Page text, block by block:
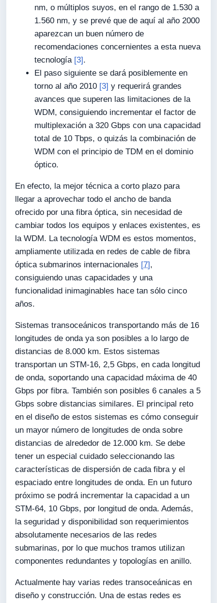
nm, o múltiplos suyos, en el rango de 1.530 a
1.560 nm, y se prevé que de aquí al año 2000
aparezcan un buen número de
recomendaciones concernientes a esta nueva
tecnología [3] .
El paso siguiente se dará posiblemente en
torno al año 2010 [3] y requerirá grandes
avances que superen las limitaciones de la
WDM, consiguiendo incrementar el factor de
multiplexación a 320 Gbps con una capacidad
total de 10 Tbps, o quizás la combinación de
WDM con el principio de TDM en el dominio
óptico.
En efecto, la mejor técnica a corto plazo para
llegar a aprovechar todo el ancho de banda
ofrecido por una fibra óptica, sin necesidad de
cambiar todos los equipos y enlaces existentes, es
la WDM. La tecnología WDM es estos momentos,
ampliamente utilizada en redes de cable de fibra
óptica submarinos internacionales [7] ,
consiguiendo unas capacidades y una
funcionalidad inimaginables hace tan sólo cinco
años.
Sistemas transoceánicos transportando más de 16
longitudes de onda ya son posibles a lo largo de
distancias de 8.000 km. Estos sistemas
transportan un STM-16, 2,5 Gbps, en cada longitud
de onda, soportando una capacidad máxima de 40
Gbps por fibra. También son posibles 6 canales a 5
Gbps sobre distancias similares. El principal reto
en el diseño de estos sistemas es cómo conseguir
un mayor número de longitudes de onda sobre
distancias de alrededor de 12.000 km. Se debe
tener un especial cuidado seleccionando las
características de dispersión de cada fibra y el
espaciado entre longitudes de onda. En un futuro
próximo se podrá incrementar la capacidad a un
STM-64, 10 Gbps, por longitud de onda. Además,
la seguridad y disponibilidad son requerimientos
absolutamente necesarios de las redes
submarinas, por lo que muchos tramos utilizan
componentes redundantes y topologías en anillo.
Actualmente hay varias redes transoceánicas en
diseño y construcción. Una de estas redes es